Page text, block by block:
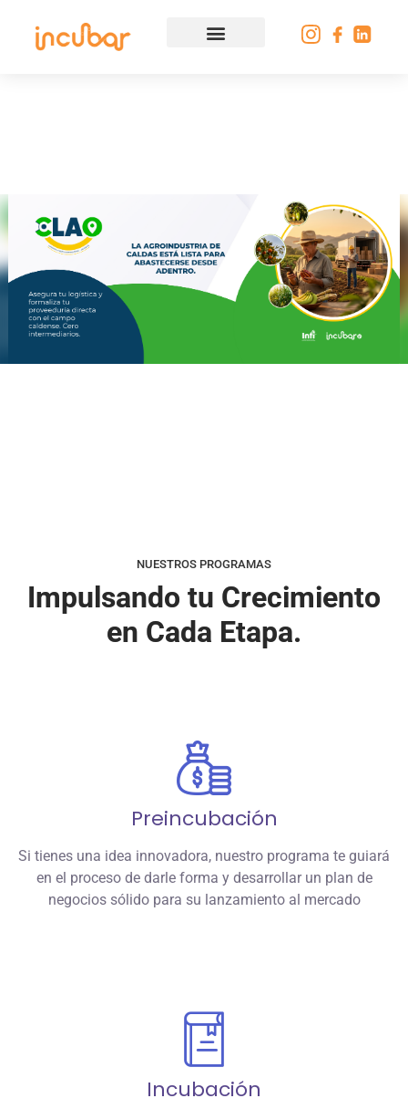
NUESTROS PROGRAMAS
Impulsando tu Crecimiento
en Cada Etapa.
Preincubación
Si tienes una idea innovadora, nuestro programa te guiará
en el proceso de darle forma y desarrollar un plan de
negocios sólido para su lanzamiento al mercado
Incubación